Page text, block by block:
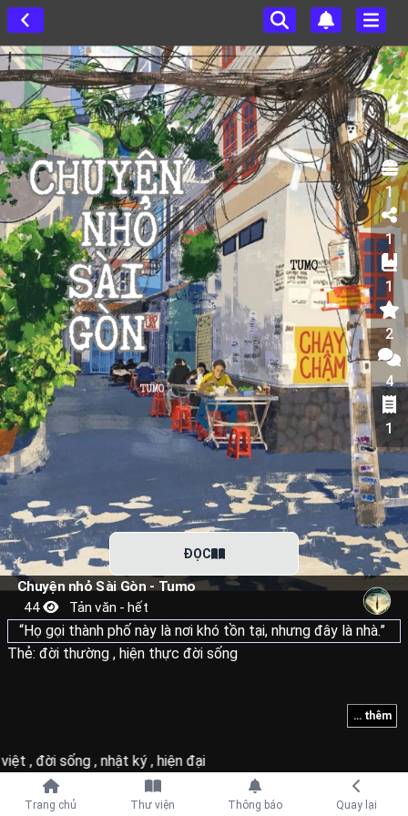
Tiếp tục với
1
1
1
2
4
1
ĐỌC
Chuyện nhỏ Sài Gòn - Tumo
44 Tản văn - hết
... thêm
Thẻ: đời thường , hiện thực đời sống
, đời sống, nhật ký,hiện đại
Trang chủ Thư viện Thông báo Quay lại